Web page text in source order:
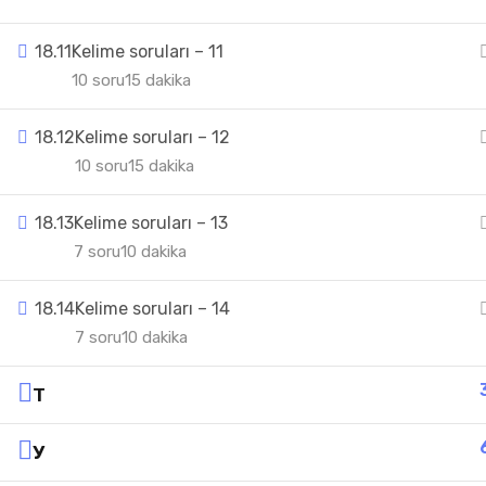
18.11Kelime soruları – 11
15 dakika
10 soru
18.12Kelime soruları – 12
15 dakika
10 soru
18.13Kelime soruları – 13
10 dakika
7 soru
18.14Kelime soruları – 14
10 dakika
7 soru
Т
У